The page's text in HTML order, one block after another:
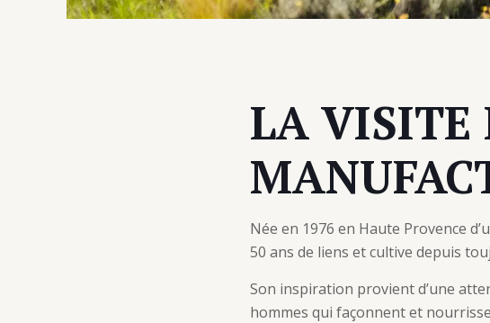
LA VISITE
Née en 1976 en Haute Provence
50 ans de liens et cultive depuis
Son inspiration provient d’une
hommes qui façonnent et